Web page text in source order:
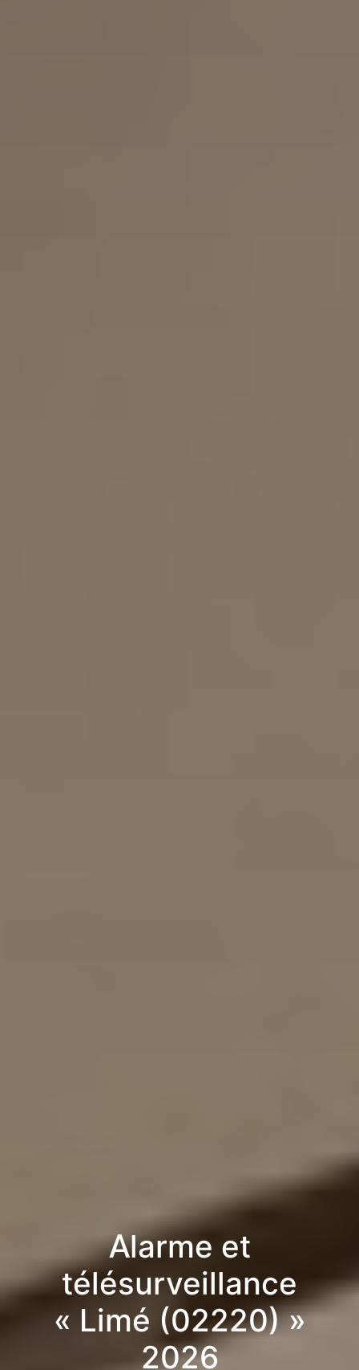
Alarme et
télésurveillance
« Limé (02220) »
2026